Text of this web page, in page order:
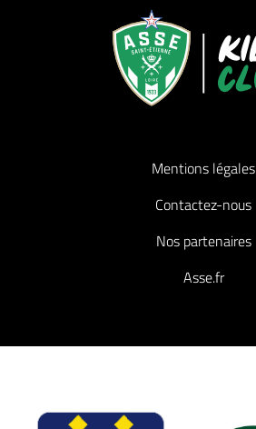
Mentions légales
Contactez-nous
Nos partenaires
Asse.fr